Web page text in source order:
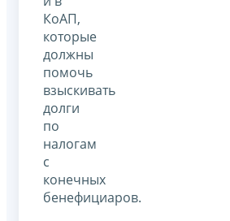
КоАП,
которые
должны
помочь
взыскивать
долги
по
налогам
с
конечных
бенефициаров.